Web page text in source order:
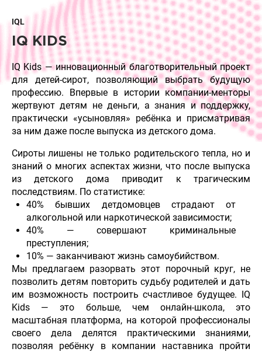
IQL
IQ KIDS
IQ Kids — инновационный благотворительный проект
для детей-сирот, позволяющий выбрать будущую
профессию. Впервые в истории компании-менторы
жертвуют детям не деньги, а знания и поддержку,
практически «усыновляя» ребёнка и присматривая
за ним даже после выпуска из детского дома.
Сироты лишены не только родительского тепла, но и
знаний о многих аспектах жизни, что после выпуска
из детского дома приводит к трагическим
последствиям. По статистике:
40% бывших детдомовцев страдают от
алкогольной или наркотической зависимости;
40% — совершают криминальные
преступления;
10% — заканчивают жизнь самоубийством.
Мы предлагаем разорвать этот порочный круг, не
позволить детям повторить судьбу родителей и дать
им возможность построить счастливое будущее. IQ
Kids — это больше, чем онлайн-школа, это
масштабная платформа, на которой профессионалы
своего дела делятся практическими знаниями,
позволяя ребёнку в компании наставника пройти